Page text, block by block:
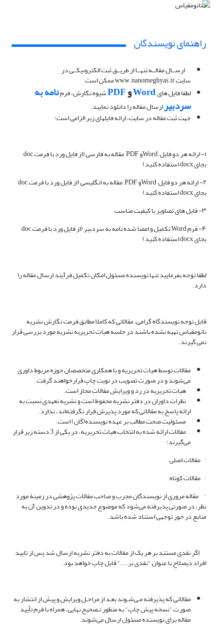
راهنمای نویسندگان
ارســال مقالــه تنهــا از طریــق ثبت الکترونیکــی در
سایت www.nanomeghyas.ir ممکن است.
لطفا فایل هایWordو شیوه نگارش، فرمنامه به
سردبیرارسال مقاله را دانلود نمایید.
جهت ثبت مقاله در سایت، ارائه فایلهای زیر الزامی است:
۱- ارائه هر دو فایل‌ Wordو PDF مقاله به فارسی (از فایل ورد با فرمت doc
بجای docx استفاده کنید)
۲- ارائه هر دو فایل‌ Wordو PDF مقاله به انگلیسی (از فایل ورد با فرمت doc
بجای docx استفاده کنید)
۳- فایل های تصاویر با کیفیت مناسب
۴- فرم Word تکمیل و امضا شده نامه به سردبیر (از فایل ورد با فرمت doc
بجای docx استفاده کنید)
لطفا توجه بفرمایید تنها نویسنده مسئول امکان تکمیل فرآیند ارسال مقاله را
دارد.
قابل توجه نویسندگاه گرامی، مقالاتی که کاملا مطابق فرمت نگارش نشریه
نانومقیاس تهیه نشده باشند در جلسه هیات تحریریه نشریه مورد بررسی قرار
نمی گیرند.
مقالات توسط هیات تحریریه و با همکاری متخصصان حوزه مربوط داوری
می‌شوند و در صورت تصویب در نوبت چاپ قرارخواهند گرفت.
هیات تحریریه در رد و ویرایش مقالات مجاز است.
نظرات داوران در دفتر نشریه محفوظ است و نشریه تعهدی نسبت به
ارائه پاسخ به مقالاتی که مورد پذیرش قرار نگرفته‌اند، ندارد.
مسئولیت صحت مطالب بر عهده نویسنده(گان) است.
مقالات ارائه شده به انتخاب هیات تحریریه، در یکی از 3 دسته زیر قرار
می‌گیرند:
· مقالات اصلی
· مقالات کوتاه
· مقاله مروری از نویسندگان مجرب و صاحب مقالات پژوهشی در زمینة مورد
نظر، در صورتی پذیرفته می‌شود که موضوع جدیدی بوده و در تدوین آن به
منابع در خور توجهی استناد شده باشد.
اگر نقدی مستند بر هر یک از مقالات به دفتر نشریه ارسال شد پس از تایید
افراد ذیصلاح با عنوان "نقدی بر...." قابل چاپ خواهد بود.
مقالاتی که پذیرفته مـی‌شـوند بعـد از مراحـل ویرایش و پیش از انتشار به
صورت "نسخه پیش چاپ" به منظور تـصحیح نهایی، همراه با فرم تأیید
مقاله برای نویسنده مسئول ارسال می‌شوند.